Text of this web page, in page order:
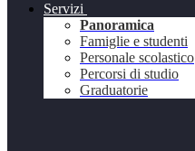
Servizi
Panoramica
Famiglie e studenti
Personale scolastico
Percorsi di studio
Graduatorie